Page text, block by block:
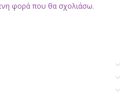
φορά που θα σχολιάσω.